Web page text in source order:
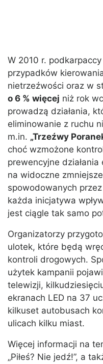
W 2010 r.
przypadków
nietrzeźwości oraz w
o 6 % więcej niż rok
prowadzą działania,
eliminowanie z ruchu
m.in. „Trzeźwy
choć wzmożone
prewencyjne działania
na widoczne
spowodowanych
każda inicjatywa
jest ciągle tak samo
Organizatorzy
ulotek, które będą
kontroli drogowych.
użytek kampanii
telewizji,
ekranach LED na 37
kilkuset autobusach
ulicach kilku miast.
Więcej informacji na
„Piłeś? Nie jedź!”, a